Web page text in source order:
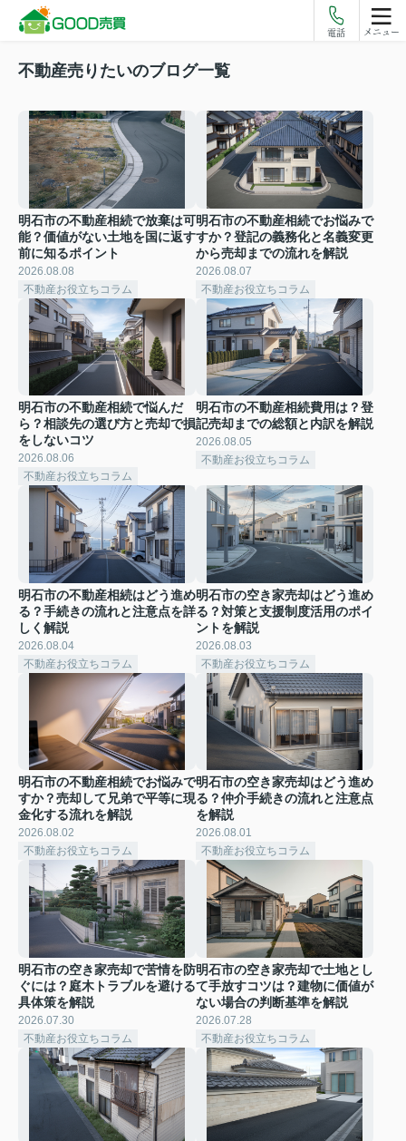
電話 メニュー
不動産売りたいのブログ一覧
明石市の不動産相続で放棄は可
能？価値がない土地を国に返す
前に知るポイント
2026.08.08
不動産お役立ちコラム
明石市の不動産相続でお悩みで
すか？登記の義務化と名義変更
から売却までの流れを解説
2026.08.07
不動産お役立ちコラム
明石市の不動産相続で悩んだ
ら？相談先の選び方と売却で損
をしないコツ
2026.08.06
不動産お役立ちコラム
明石市の不動産相続費用は？登
記売却までの総額と内訳を解説
2026.08.05
不動産お役立ちコラム
明石市の不動産相続はどう進め
る？手続きの流れと注意点を詳
しく解説
2026.08.04
不動産お役立ちコラム
明石市の空き家売却はどう進め
る？対策と支援制度活用のポイ
ントを解説
2026.08.03
不動産お役立ちコラム
明石市の不動産相続でお悩みで
すか？売却して兄弟で平等に現
金化する流れを解説
2026.08.02
不動産お役立ちコラム
明石市の空き家売却はどう進め
る？仲介手続きの流れと注意点
を解説
2026.08.01
不動産お役立ちコラム
明石市の空き家売却で苦情を防
ぐには？庭木トラブルを避ける
具体策を解説
2026.07.30
不動産お役立ちコラム
明石市の空き家売却で土地とし
て手放すコツは？建物に価値が
ない場合の判断基準を解説
2026.07.28
不動産お役立ちコラム